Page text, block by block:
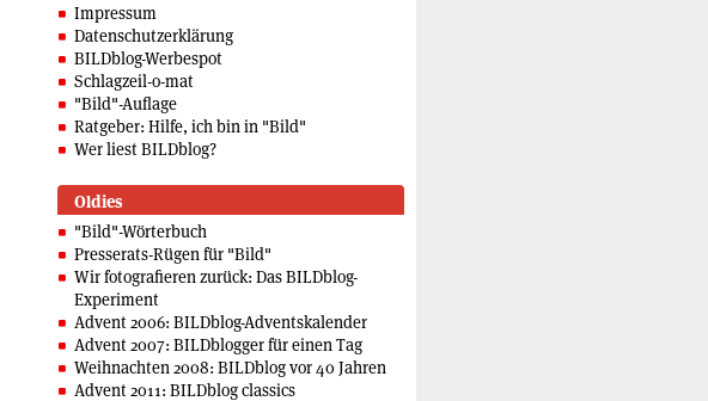
Impressum
Datenschutzerklärung
BILDblog-Werbespot
Schlagzeil-o-mat
"Bild"-Auflage
Ratgeber: Hilfe, ich bin in "Bild"
Wer liest BILDblog?
Oldies
"Bild"-Wörterbuch
Presserats-Rügen für "Bild"
Wir fotografieren zurück: Das BILDblog-
Experiment
Advent 2006: BILDblog-Adventskalender
Advent 2007: BILDblogger für einen Tag
Weihnachten 2008: BILDblog vor 40 Jahren
Advent 2011: BILDblog classics